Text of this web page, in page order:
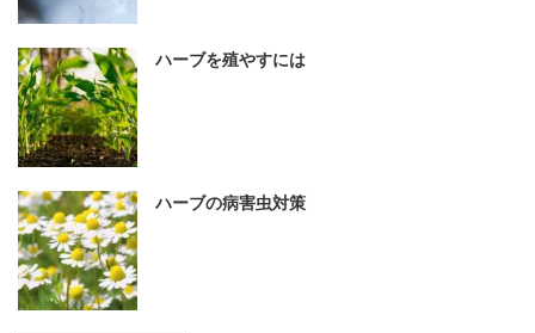
ハーブを殖やすには
ハーブの病害虫対策